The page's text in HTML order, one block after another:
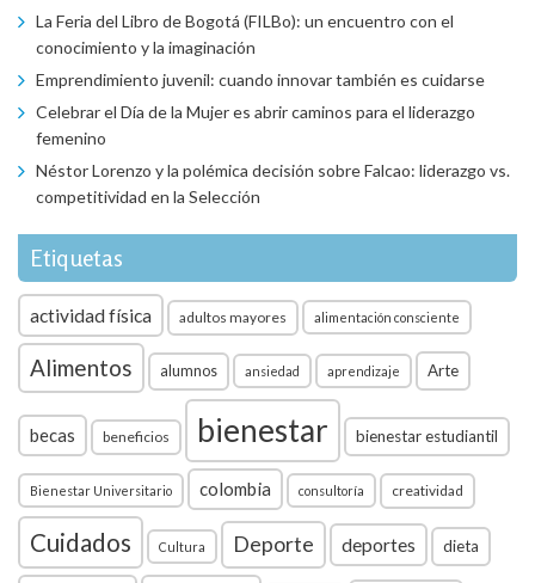
La Feria del Libro de Bogotá (FILBo): un encuentro con el
conocimiento y la imaginación
Emprendimiento juvenil: cuando innovar también es cuidarse
Celebrar el Día de la Mujer es abrir caminos para el liderazgo
femenino
Néstor Lorenzo y la polémica decisión sobre Falcao: liderazgo vs.
competitividad en la Selección
Etiquetas
actividad física adultos mayores alimentación consciente
Alimentos alumnos ansiedad aprendizaje Arte
becas beneficios bienestar bienestar estudiantil
Bienestar Universitario colombia consultoría creatividad
Cuidados Cultura Deporte deportes dieta